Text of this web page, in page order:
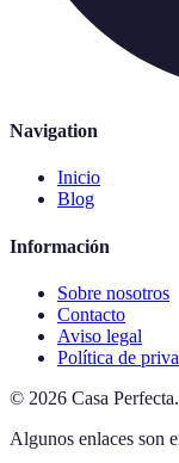
Navigation
Inicio
Blog
Información
Sobre nosotros
Contacto
Aviso legal
Política de
© 2026 Casa Perfecta.
Algunos enlaces son